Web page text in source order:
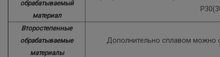
обрабатываемый
материал
Второстепенные
обрабатываемые
материалы
Дополнительно сплавом можно